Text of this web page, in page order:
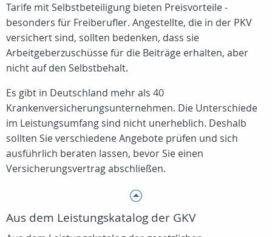
Tarife mit Selbstbeteiligung bieten Preisvorteile -
besonders für Freiberufler. Angestellte, die in der PKV
versichert sind, sollten bedenken, dass sie
Arbeitgeberzuschüsse für die Beiträge erhalten, aber
nicht auf den Selbstbehalt.
Es gibt in Deutschland mehr als 40
Krankenversicherungsunternehmen. Die Unterschiede
im Leistungsumfang sind nicht unerheblich. Deshalb
sollten Sie verschiedene Angebote prüfen und sich
ausführlich beraten lassen, bevor Sie einen
Versicherungsvertrag abschließen.
Aus dem Leistungskatalog der GKV